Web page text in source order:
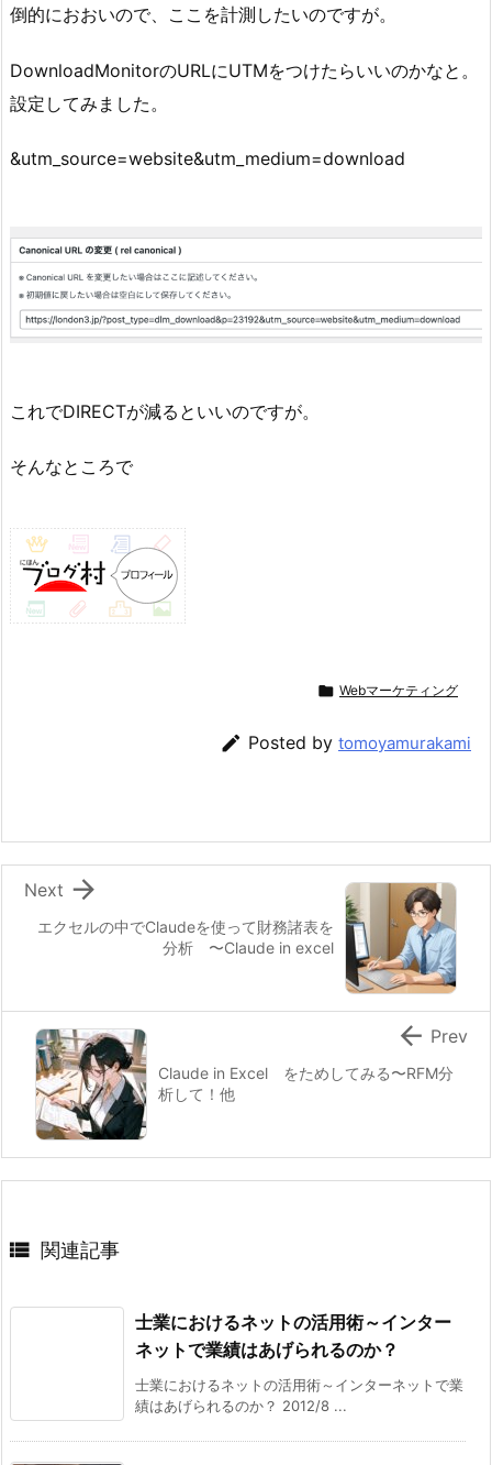
倒的におおいので、ここを計測したいのですが。
DownloadMonitorのURLにUTMをつけたらいいのかなと。
設定してみました。
&utm_source=website&utm_medium=download
これでDIRECTが減るといいのですが。
そんなところで
 Webマーケティング
 Posted by tomoyamurakami
エクセルの中でClaudeを使って財務諸表を
分析 〜Claude in excel

Next
Claude in Excel をためしてみる〜RFM分
析して！他
 Prev
 関連記事
士業におけるネットの活用術～インター
ネットで業績はあげられるのか？
士業におけるネットの活用術～インターネットで業
績はあげられるのか？ 2012/8 ...